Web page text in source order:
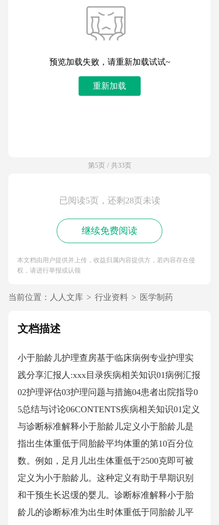
预览加载失败，请重新加载试试~
重新加载
第5页 / 共33页
已阅读5页，还剩28页未读
继续免费阅读
本文档由用户提供并上传，收益归属内容提供方，若内容存在侵
权，请进行举报或认领
当前位置： 人人文库 > 行业资料 > 医学制药
文档描述
小于胎龄儿护理查房基于临床病例专业护理实
践分享汇报人:xxx目录疾病相关知识01病例汇报
02护理评估03护理问题与措施04患者出院指导0
5总结与讨论06CONTENTS疾病相关知识01定义
与诊断标准解释小于胎龄儿定义小于胎龄儿是
指出生体重低于同胎龄平均体重的第10百分位
数。例如，足月儿出生体重低于2500克即可被
定义为小于胎龄儿。这种定义有助于早期识别
和干预生长迟缓的婴儿。诊断标准解释小于胎
龄儿的诊断标准为出生时体重低于同胎龄儿平